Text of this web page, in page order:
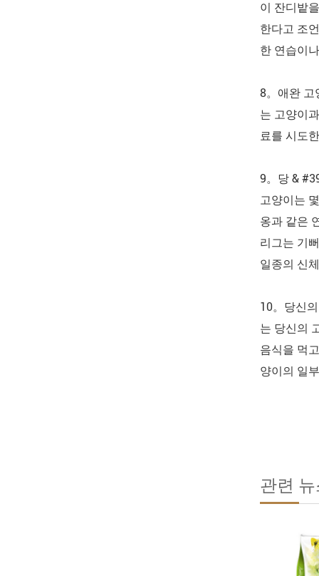
이 잔디밭
한다고 조
한 연습이
8。애완 고
는 고양이
료를 시도
9。당 &
고양이는
옹과 같은
리그는 기
일종의 신
10。당신
는 당신의
음식을 먹
양이의 일
관련 뉴